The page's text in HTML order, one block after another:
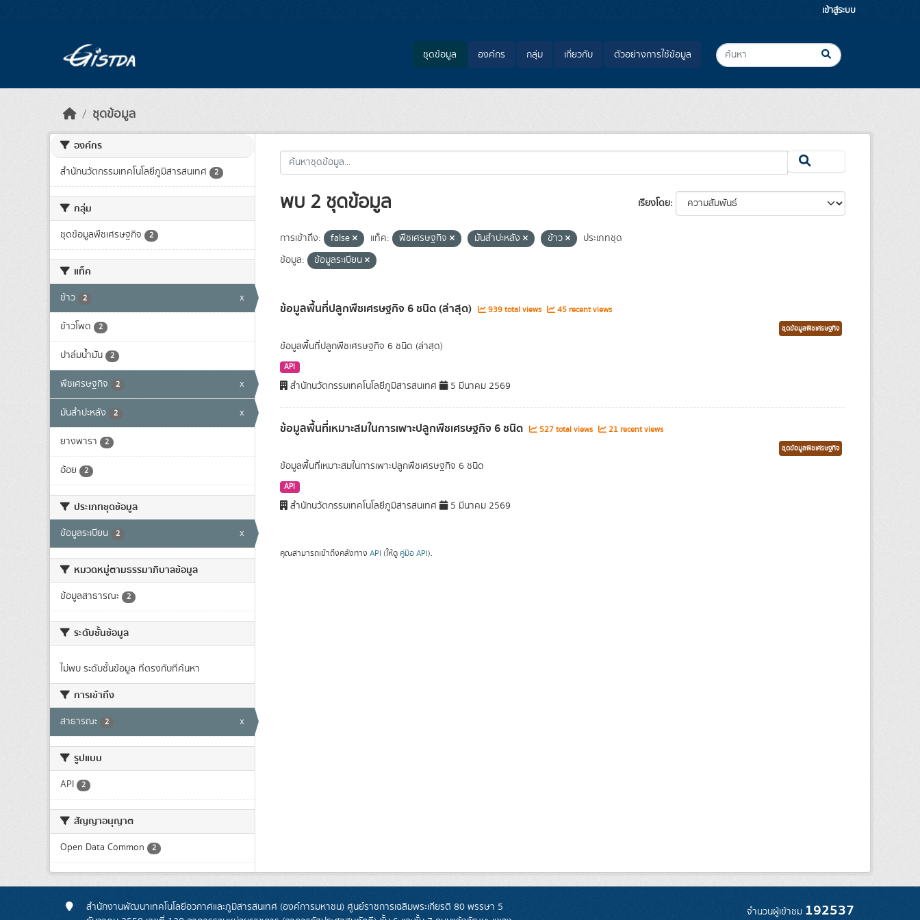
เข้าสู่ระบบ
ชุดข้อมูล องค์กร กลุ่ม เกี่ยวกับ ตัวอย่างการใช้ข้อมูล
ชุดข้อมูล
องค์กร
สำนักนวัตกรรมเทคโนโลยีภูมิสารสนเทศ 2
กลุ่ม
ชุดข้อมูลพืชเศรษฐกิจ 2
แท็ค
ข้าว 2 x
ข้าวโพด 2
ปาล์มน้ำมัน 2
พืชเศรษฐกิจ 2 x
มันสำปะหลัง 2 x
ยางพารา 2
อ้อย 2
ประเภทชุดข้อมูล
ข้อมูลระเบียน 2 x
หมวดหมู่ตามธรรมาภิบาลข้อมูล
ข้อมูลสาธารณะ 2
ระดับชั้นข้อมูล
ไม่พบ ระดับชั้นข้อมูล ที่ตรงกับที่ค้นหา
การเข้าถึง
สาธารณะ 2 x
รูปแบบ
API 2
สัญญาอนุญาต
Open Data Common 2
เรียงโดย
พบ 2 ชุดข้อมูล
การเข้าถึง: false แท็ค: พืชเศรษฐกิจ มันสำปะหลัง ข้าว
ประเภทชุด
ข้อมูล:
ข้อมูลระเบียน
ข้อมูลพื้นที่ปลูกพืชเศรษฐกิจ 6 ชนิด (ล่าสุด) 939 total views 45 recent views
ชุดข้อมูลพืชเศรษฐกิจ
ข้อมูลพื้นที่ปลูกพืชเศรษฐกิจ 6 ชนิด (ล่าสุด)
API
สำนักนวัตกรรมเทคโนโลยีภูมิสารสนเทศ 5 มีนาคม 2569
ข้อมูลพื้นที่เหมาะสมในการเพาะปลูกพืชเศรษฐกิจ 6 ชนิด 527 total views 21 recent views
ชุดข้อมูลพืชเศรษฐกิจ
ข้อมูลพื้นที่เหมาะสมในการเพาะปลูกพืชเศรษฐกิจ 6 ชนิด
API
สำนักนวัตกรรมเทคโนโลยีภูมิสารสนเทศ 5 มีนาคม 2569
คุณสามารถเข้าถึงคลังทาง API (ให้ดู คู่มือ API).
สำนักงานพัฒนาเทคโนโลยีอวกาศและภูมิสารสนเทศ (องค์การมหาชน) ศูนย์ราชการเฉลิมพระเกียรติ 80 พรรษา 5
จำนวนผู้เข้าชม 192537